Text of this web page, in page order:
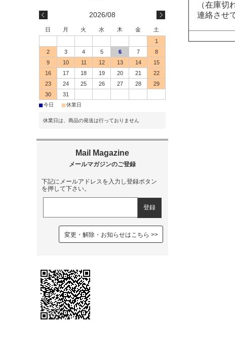
（在庫切
連絡させ
2026/08
日 月 火 水 木 金
土
1
2
3 4 5 6 7
8
9
10 11 12 13 14
15
16
17 18 19 20 21
22
23
24 25 26 27 28
29
30
31
■今日 ■休業日
休業日は、商品の発送は行っておりません
下記にメールアドレスを入力し登録ボタン
を押して下さい。
変更・解除・お知らせはこちら